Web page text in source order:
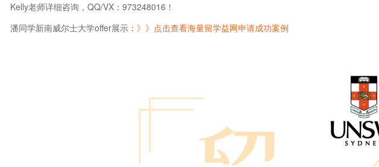
Kelly老师详细咨询，QQ/VX：973248016！
潘同学新南威尔士大学offer展示： 》》点击查看海量留学益网申请成功案例